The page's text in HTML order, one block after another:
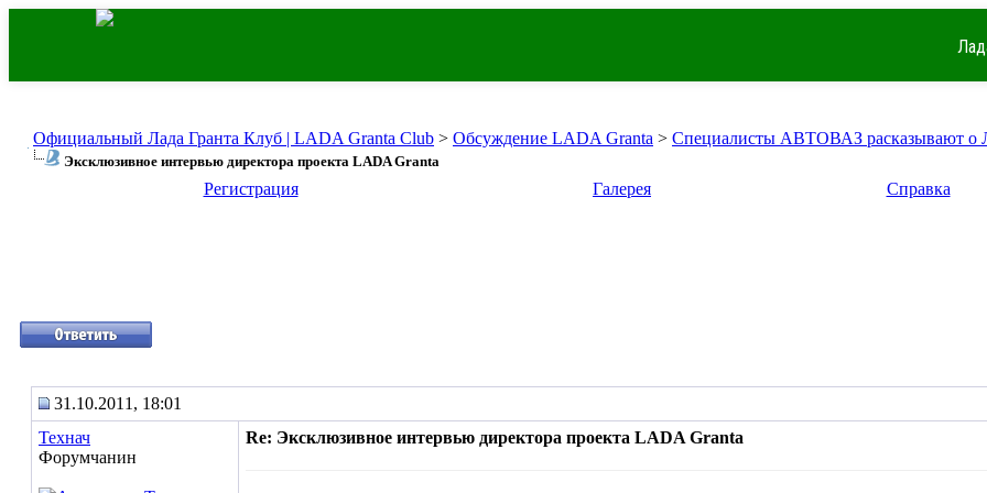
Официальный Лада Гранта Клуб | LADA Granta Club > Обсуждение LADA Granta > Специалисты АВТОВАЗ расказывают о
Эксклюзивное интервью директора проекта LADA Granta
Регистрация Галерея Справка
31.10.2011, 18:01
Технач
Форумчанин
Re: Эксклюзивное интервью директора проекта LADA Granta